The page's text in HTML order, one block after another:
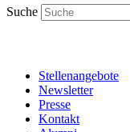
Suche
Stellenangebote
Newsletter
Presse
Kontakt